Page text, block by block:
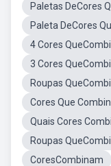
Paletas DeCores
Paleta DeCores
4 Cores
3 Cores
Roupas
Cores Que
Quais Cores
Roupas
CoresCombinam